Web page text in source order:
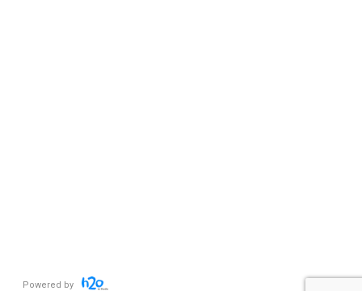
Powered by